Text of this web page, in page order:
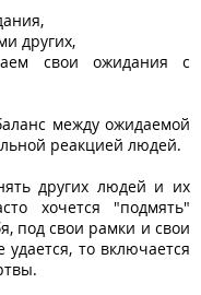
других,
свои ожидания с
между ожидаемой
реакцией людей.
других людей и их
хочется "подмять"
под свои рамки и свои
то включается